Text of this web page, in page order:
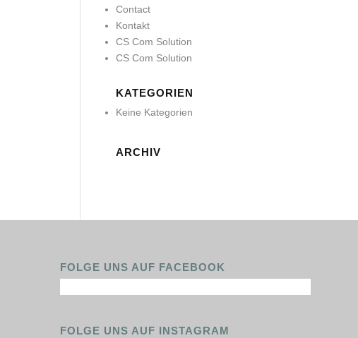
Contact
Kontakt
CS Com Solution
CS Com Solution
KATEGORIEN
Keine Kategorien
ARCHIV
FOLGE UNS AUF FACEBOOK
FOLGE UNS AUF INSTAGRAM